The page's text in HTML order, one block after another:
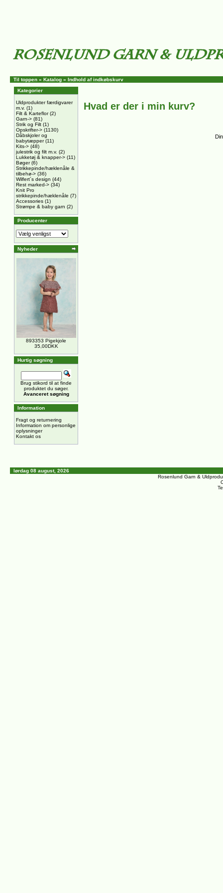
Til toppen » Katalog » Indhold af indkøbskurv
Kategorier
Uldprodukter færdigvarer
m.v. (1)
Filt & Karteflor(2)
Garn-> (81)
Strik og Filt (1)
Opskrifter-> (1130)
Dåbskjoler og
babytæpper(11)
Kits-> (48)
julestrik og filt m.v. (2)
Lukketøj & knapper-> (11)
Bøger(6)
Strikkepinde/hæklenåle &
tilbehø-> (36)
Wilfert´s design (44)
Rest marked-> (34)
Knit Pro
strikkepinde/hæklenåle (7)
Accessories (1)
Strømpe & baby garn (2)
Producenter
Nyheder
893353 Pigekjole
35,00DKK
Hurtig søgning
Brug stikord til at finde
produktet du søger.
Avanceret søgning
Information
Fragt og returnering
Information om personlige
oplysninger
Kontakt os
Hvad er der i min kurv?
lørdag 08 august, 2026
Rosenlund Garn &